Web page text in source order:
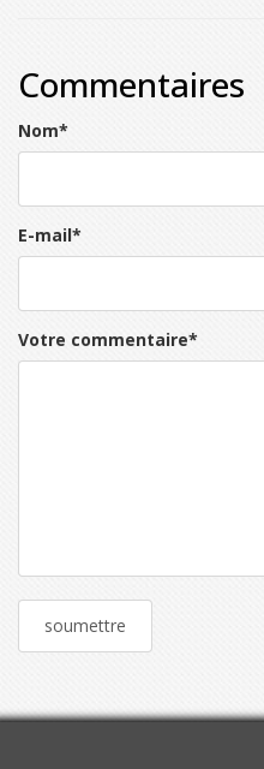
Commentaires
Nom*
E-mail*
Votre commentaire*